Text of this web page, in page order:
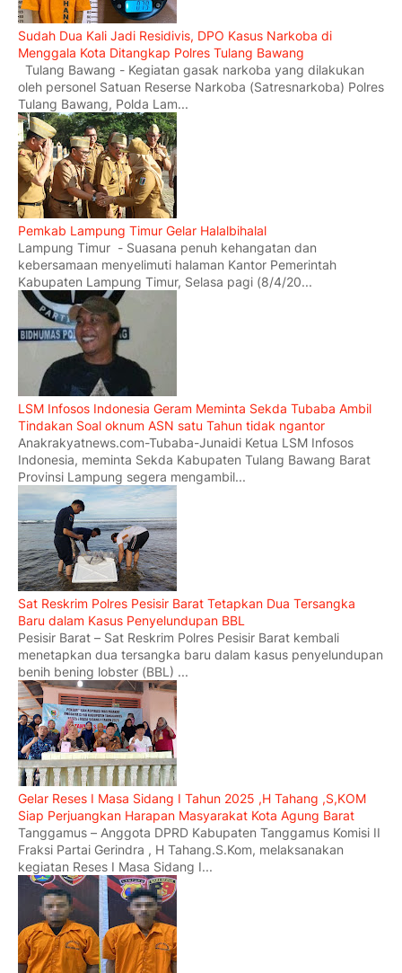
Sudah Dua Kali Jadi Residivis, DPO Kasus Narkoba di
Menggala Kota Ditangkap Polres Tulang Bawang
Tulang Bawang - Kegiatan gasak narkoba yang dilakukan
oleh personel Satuan Reserse Narkoba (Satresnarkoba) Polres
Tulang Bawang, Polda Lam...
Pemkab Lampung Timur Gelar Halalbihalal
Lampung Timur - Suasana penuh kehangatan dan
kebersamaan menyelimuti halaman Kantor Pemerintah
Kabupaten Lampung Timur, Selasa pagi (8/4/20...
LSM Infosos Indonesia Geram Meminta Sekda Tubaba Ambil
Tindakan Soal oknum ASN satu Tahun tidak ngantor
Anakrakyatnews.com-Tubaba-Junaidi Ketua LSM Infosos
Indonesia, meminta Sekda Kabupaten Tulang Bawang Barat
Provinsi Lampung segera mengambil...
Sat Reskrim Polres Pesisir Barat Tetapkan Dua Tersangka
Baru dalam Kasus Penyelundupan BBL
Pesisir Barat – Sat Reskrim Polres Pesisir Barat kembali
menetapkan dua tersangka baru dalam kasus penyelundupan
benih bening lobster (BBL) ...
Gelar Reses I Masa Sidang I Tahun 2025 ,H Tahang ,S,KOM
Siap Perjuangkan Harapan Masyarakat Kota Agung Barat
Tanggamus – Anggota DPRD Kabupaten Tanggamus Komisi II
Fraksi Partai Gerindra , H Tahang.S.Kom, melaksanakan
kegiatan Reses I Masa Sidang I...